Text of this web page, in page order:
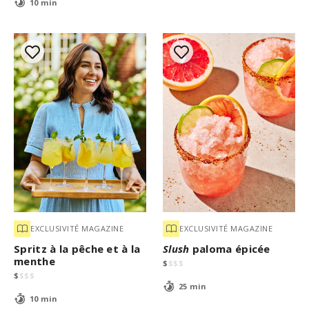
10 min
EXCLUSIVITÉ MAGAZINE
Spritz à la pêche et à la
menthe
$ $$ $
10 min
EXCLUSIVITÉ MAGAZINE
Slush paloma épicée
$ $$ $
25 min